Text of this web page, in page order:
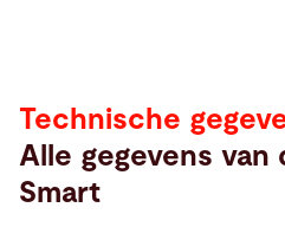
Technische
Alle gegevens van
Smart